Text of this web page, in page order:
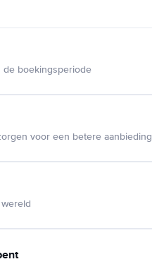
de boekingsperiode
voor een betere aanbieding